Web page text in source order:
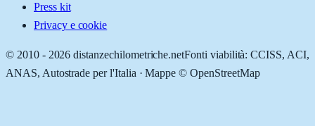
Press kit
Privacy e cookie
© 2010 - 2026 distanzechilometriche.netFonti viabilità: CCISS, ACI,
ANAS, Autostrade per l'Italia · Mappe © OpenStreetMap